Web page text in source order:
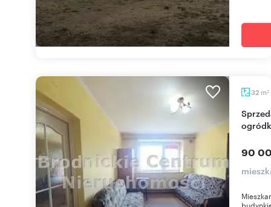
32 m2
Sprzedam przestronne 32 m² mieszkanie z
90